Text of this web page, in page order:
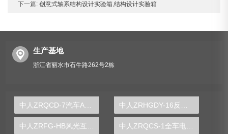
下一篇: 创意式轴系结构设计实验箱,结构设计实验箱
生产基地
浙江省丽水市石牛路262号2栋
中人ZRQCD-7汽车ABS.ESP.电控空气悬架.电控稳定杆综合底盘实训台
中人ZRQCS-1全车电器示教板